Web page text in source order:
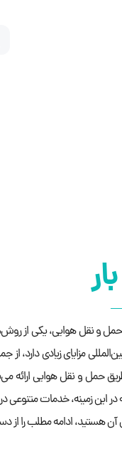
حمل و نقل هوایی، یکی از
مزایای زیادی دارد، از
حمل و نقل هوایی ارائه
این زمینه، خدمات متنوعی در
آن هستید، ادامه مطلب را